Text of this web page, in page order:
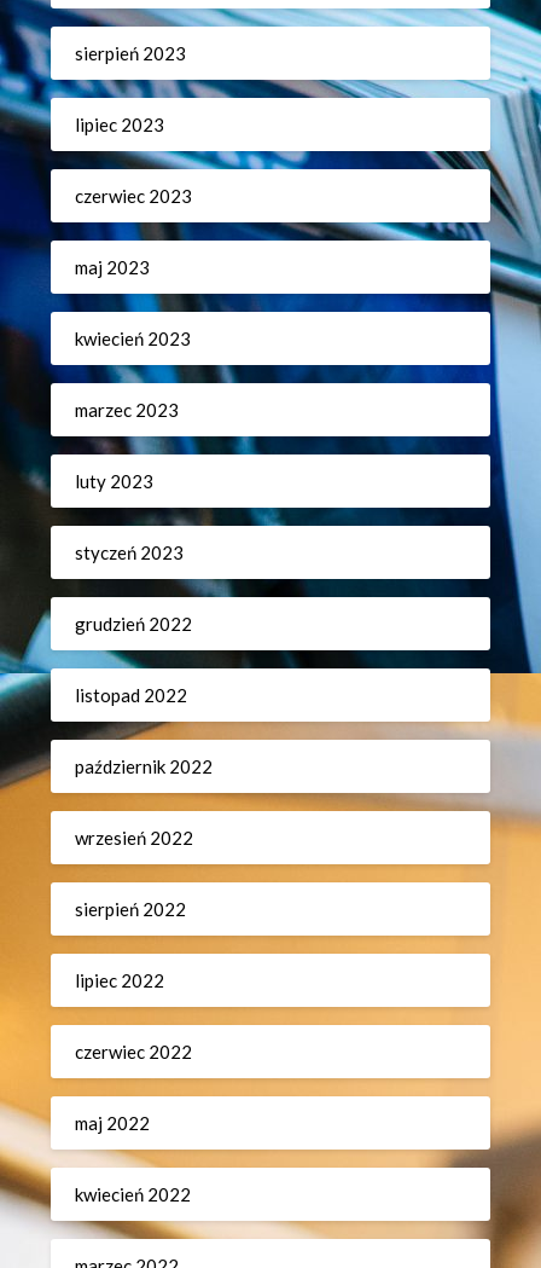
sierpień 2023
lipiec 2023
czerwiec 2023
maj 2023
kwiecień 2023
marzec 2023
luty 2023
styczeń 2023
grudzień 2022
listopad 2022
październik 2022
wrzesień 2022
sierpień 2022
lipiec 2022
czerwiec 2022
maj 2022
kwiecień 2022